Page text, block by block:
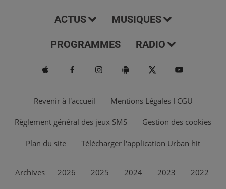
ACTUS MUSIQUES
PROGRAMMES RADIO
Revenir à l'accueil Mentions Légales I CGU
Règlement général des jeux SMS Gestion des cookies
Plan du site Télécharger l'application Urban hit
Archives 2026 2025 2024 2023 2022